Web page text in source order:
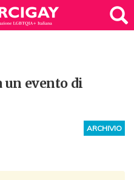
un evento di
ARCHIVIO